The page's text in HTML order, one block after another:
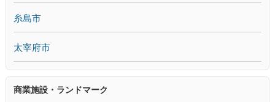
糸島市
太宰府市
商業施設・ランドマーク